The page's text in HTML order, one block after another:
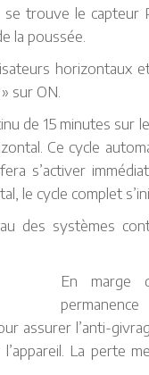
trouve le capteur
la poussée.
horizontaux
sur ON.
de 15 minutes sur
Ce cycle
s’activer
le cycle complet
des systèmes
En marge
assurer l’anti-
La perte